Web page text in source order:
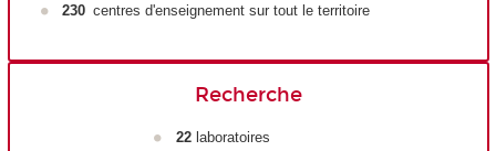
230 centres d'enseignement sur tout le territoire
Recherche
22laboratoires